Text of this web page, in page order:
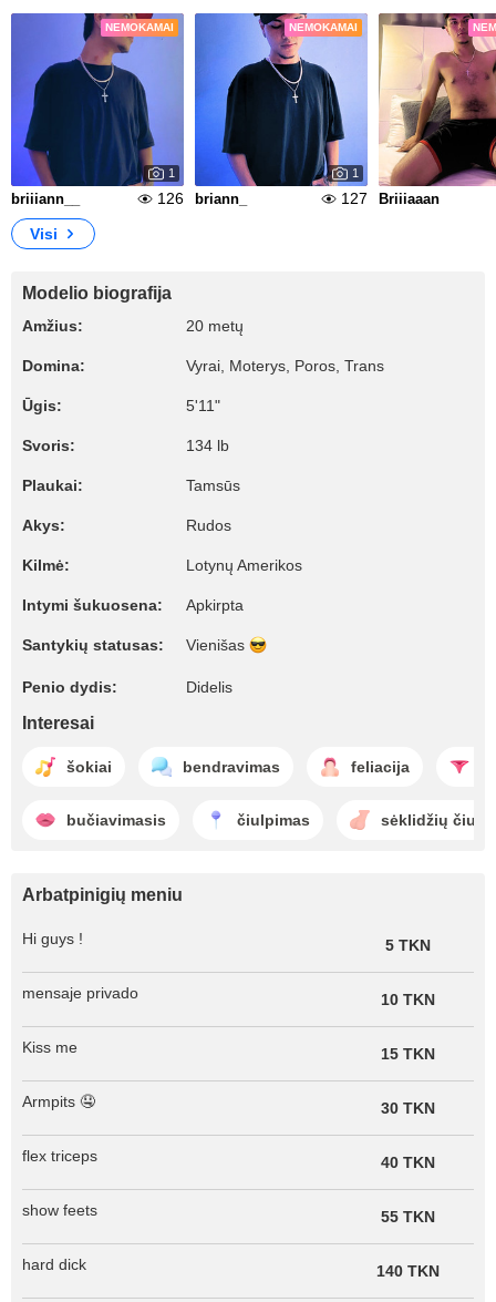
NEMOKAMAI
1
briiiann__ 126
NEMOKAMAI
1
briann_ 127 Briiiaaan
Visi
Modelio biografija
Amžius: 20 metų
Domina: Vyrai, Moterys, Poros, Trans
Ūgis: 5'11"
Svoris: 134 lb
Plaukai: Tamsūs
Akys: Rudos
Kilmė: Lotynų Amerikos
Intymi šukuosena: Apkirpta
Santykių statusas: Vienišas
Penio dydis: Didelis
Interesai
šokiai bendravimas feliacija
bučiavimasis čiulpimas sėklidžių
Arbatpinigių meniu
Hi guys ! 5 TKN
mensaje privado 10 TKN
Kiss me 15 TKN
Armpits 🤤 30 TKN
flex triceps 40 TKN
show feets 55 TKN
hard dick 140 TKN